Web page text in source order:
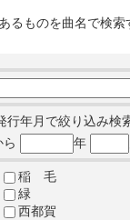
るものを曲名で検
行年月で絞り込み検
ら 年
稲 毛
緑
西都賀